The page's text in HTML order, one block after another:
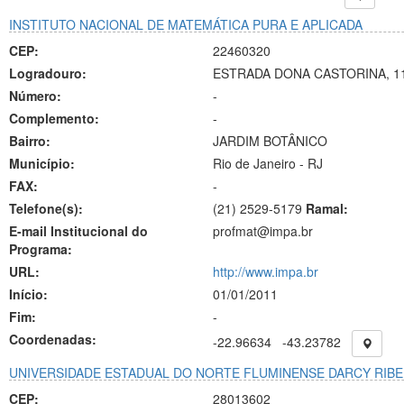
INSTITUTO NACIONAL DE MATEMÁTICA PURA E APLICADA
CEP:
22460320
Logradouro:
ESTRADA DONA CASTORINA,
Número:
-
Complemento:
-
Bairro:
JARDIM BOTÂNICO
Município:
Rio de Janeiro - RJ
FAX:
-
Telefone(s):
(21) 2529-5179 Ramal:
E-mail Institucional do
Programa:
profmat@impa.br
URL:
http://www.impa.br
Início:
01/01/2011
Fim:
-
Coordenadas:
-22.96634
-43.23782
UNIVERSIDADE ESTADUAL DO NORTE FLUMINENSE DARCY
CEP:
28013602